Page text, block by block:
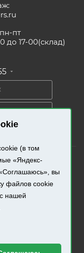
(в том
«Яндекс-
вы
файлов cookie
нашей
пт
до 17-00(склад)
защищены.